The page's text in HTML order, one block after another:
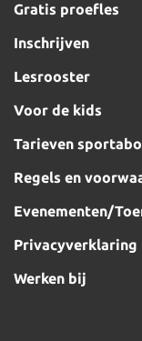
Gratis proefles
Inschrijven
Lesrooster
Voor de kids
Tarieven
Regels en
Evenementen/
Privacyverklaring
Werken bij